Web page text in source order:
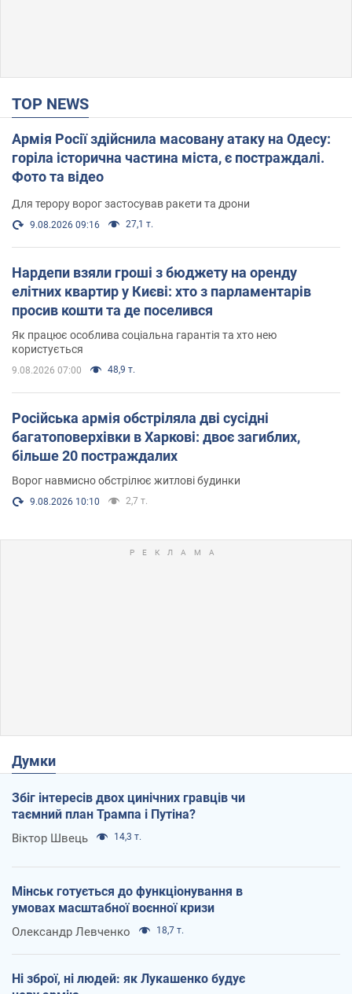
TOP NEWS
Армія Росії здійснила масовану атаку на Одесу:
горіла історична частина міста, є постраждалі.
Фото та відео
Для терору ворог застосував ракети та дрони
9.08.2026 09:16 27,1 т.
Нардепи взяли гроші з бюджету на оренду
елітних квартир у Києві: хто з парламентарів
просив кошти та де поселився
Як працює особлива соціальна гарантія та хто нею
користується
9.08.2026 07:00 48,9 т.
Російська армія обстріляла дві сусідні
багатоповерхівки в Харкові: двоє загиблих,
більше 20 постраждалих
Ворог навмисно обстрілює житлові будинки
9.08.2026 10:10 2,7 т.
Думки
Збіг інтересів двох цинічних гравців чи
таємний план Трампа і Путіна?
Віктор Швець 14,3 т.
Мінськ готується до функціонування в
умовах масштабної воєнної кризи
Олександр Левченко 18,7 т.
Ні зброї, ні людей: як Лукашенко будує